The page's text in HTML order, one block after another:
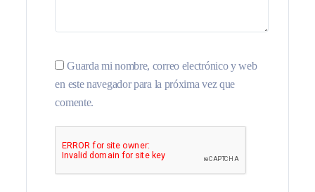
Guarda mi nombre, correo electrónico y web
en este navegador para la próxima vez que
comente.